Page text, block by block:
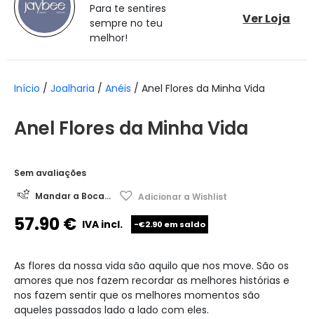
Para te sentires
sempre no teu
melhor!
Ver Loja
Início / Joalharia / Anéis / Anel Flores da Minha Vida
Anel Flores da Minha Vida
Sem avaliações
Mandar a Boca...
Adicionar a Wishlist
57.90€ IVA incl. -€2.90 em saldo
As flores da nossa vida são aquilo que nos move. São os
amores que nos fazem recordar as melhores histórias e
nos fazem sentir que os melhores momentos são
aqueles passados lado a lado com eles.